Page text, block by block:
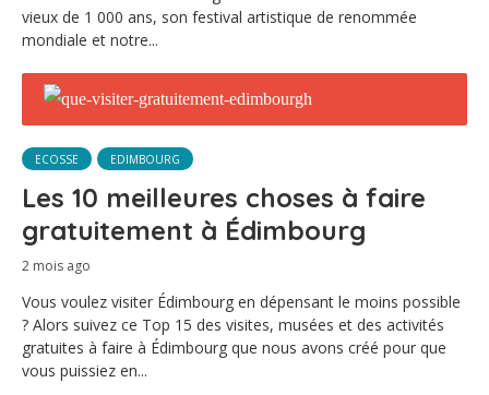
vieux de 1 000 ans, son festival artistique de renommée
mondiale et notre...
ECOSSE EDIMBOURG
Les 10 meilleures choses à faire
gratuitement à Édimbourg
2 mois ago
Vous voulez visiter Édimbourg en dépensant le moins possible
? Alors suivez ce Top 15 des visites, musées et des activités
gratuites à faire à Édimbourg que nous avons créé pour que
vous puissiez en...